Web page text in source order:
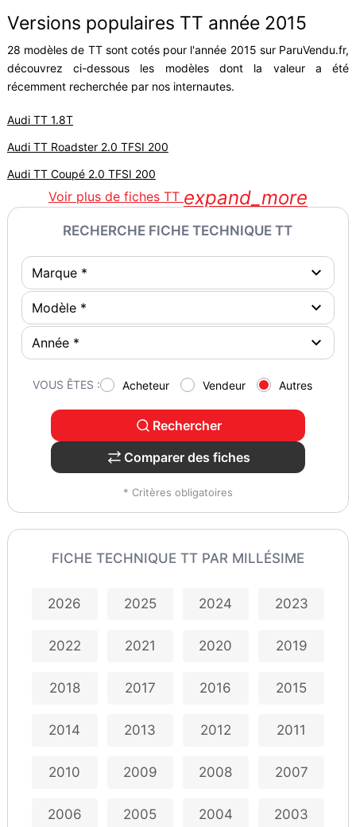
Versions populaires TT année 2015
28 modèles de TT sont cotés pour l'année 2015 sur ParuVendu.fr,
découvrez ci-dessous les modèles dont la valeur a été
récemment recherchée par nos internautes.
Audi TT 1.8T
Audi TT Roadster 2.0 TFSI 200
Audi TT Coupé 2.0 TFSI 200
Voir plus de fiches TT expand_more
RECHERCHE FICHE TECHNIQUE TT
VOUS ÊTES : Acheteur Vendeur Autres
Rechercher
Comparer des fiches
* Critères obligatoires
FICHE TECHNIQUE TT PAR MILLÉSIME
2026 2025 2024 2023
2022 2021 2020 2019
2018 2017 2016 2015
2014 2013 2012 2011
2010 2009 2008 2007
2006 2005 2004 2003